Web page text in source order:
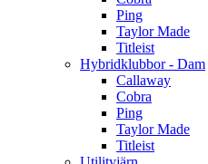
Ping
Taylor Made
Titleist
Hybridklubbor - Dam
Callaway
Cobra
Ping
Taylor Made
Titleist